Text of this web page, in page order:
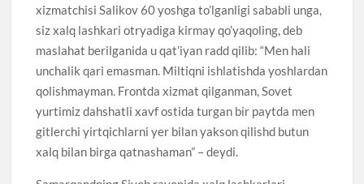
xizmatchisi Salikov 60 yoshga to’lganligi sababli unga,
siz xalq lashkari otryadiga kirmay qo’yaqoling, deb
maslahat berilganida u qat’iyan radd qilib: “Men hali
unchalik qari emasman. Miltiqni ishlatishda yoshlardan
qolishmayman. Frontda xizmat qilganman, Sovet
yurtimiz dahshatli xavf ostida turgan bir paytda men
gitlerchi yirtqichlarni yer bilan yakson qilishd butun
xalq bilan birga qatnashaman” – deydi.